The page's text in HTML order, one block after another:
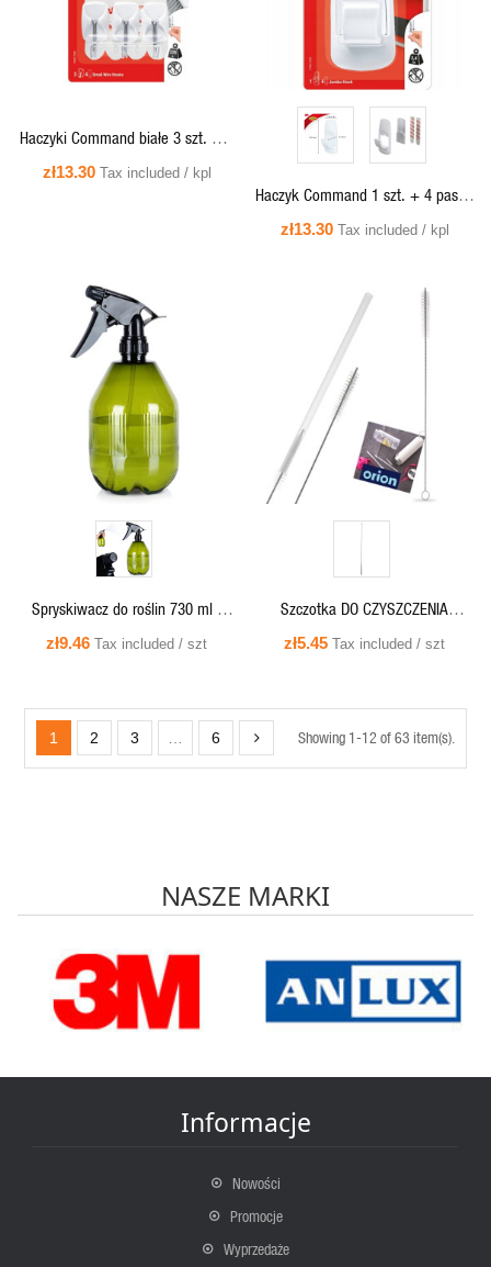
Haczyki Command białe 3 szt. + 4
paski, 225g, 17067CEE
zł13.30 Tax included / kpl
Haczyk Command 1 szt. + 4 paski,
3,4kg, 17004
zł13.30 Tax included / kpl
QUICK VIEW
Spryskiwacz do roślin 730 ml -
339486 Vilde
zł9.46 Tax included / szt
QUICK VIEW
Szczotka DO CZYSZCZENIA
SŁOMEK rurek szklanych stalowa
zł5.45 Tax included / szt
1 2 3 … 6 Showing 1-12 of 63 item(s).
NASZE MARKI
Informacje
Nowości
Promocje
Wyprzedaże